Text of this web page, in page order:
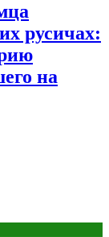
русичах:
на